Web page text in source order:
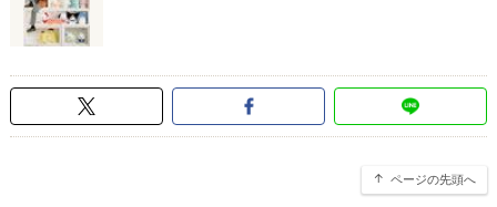
ページの先頭へ